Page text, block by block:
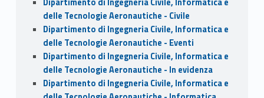
delle Tecnologie Aeronautiche - Civile
Dipartimento di Ingegneria Civile, Informatica e
delle Tecnologie Aeronautiche - Eventi
Dipartimento di Ingegneria Civile, Informatica e
delle Tecnologie Aeronautiche - In evidenza
Dipartimento di Ingegneria Civile, Informatica e